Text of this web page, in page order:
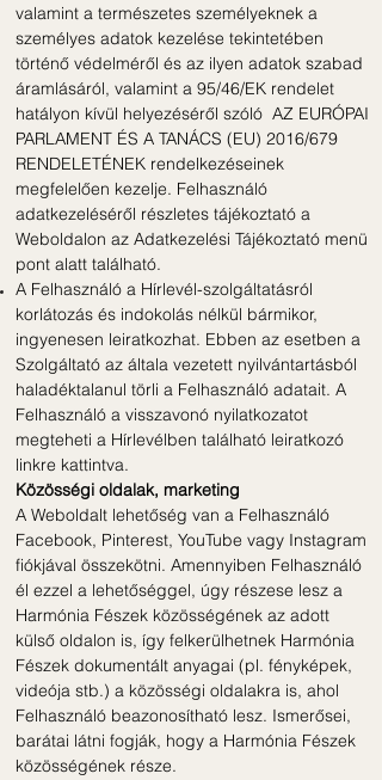
valamint a természetes személyeknek a
személyes adatok kezelése tekintetében
történő védelméről és az ilyen adatok szabad
áramlásáról, valamint a 95/46/EK rendelet
hatályon kívül helyezéséről szóló AZ EURÓPAI
PARLAMENT ÉS A TANÁCS (EU) 2016/679
RENDELETÉNEK rendelkezéseinek
megfelelően kezelje. Felhasználó
adatkezeléséről részletes tájékoztató a
Weboldalon az Adatkezelési Tájékoztató menü
pont alatt található.
A Felhasználó a Hírlevél-szolgáltatásról
korlátozás és indokolás nélkül bármikor,
ingyenesen leiratkozhat. Ebben az esetben a
Szolgáltató az általa vezetett nyilvántartásból
haladéktalanul törli a Felhasználó adatait. A
Felhasználó a visszavonó nyilatkozatot
megteheti a Hírlevélben található leiratkozó
linkre kattintva.
Közösségi oldalak, marketing
A Weboldalt lehetőség van a Felhasználó
Facebook, Pinterest, YouTube vagy Instagram
fiókjával összekötni. Amennyiben Felhasználó
él ezzel a lehetőséggel, úgy részese lesz a
Harmónia Fészek közösségének az adott
külső oldalon is, így felkerülhetnek Harmónia
Fészek dokumentált anyagai (pl. fényképek,
videója stb.) a közösségi oldalakra is, ahol
Felhasználó beazonosítható lesz. Ismerősei,
barátai látni fogják, hogy a Harmónia Fészek
közösségének része.